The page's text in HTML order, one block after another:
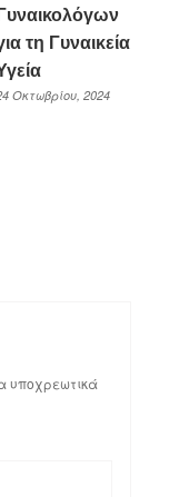
Γυναικολόγων
τη Γυναικεία
Οκτωβρίου, 2024
υποχρεωτικά